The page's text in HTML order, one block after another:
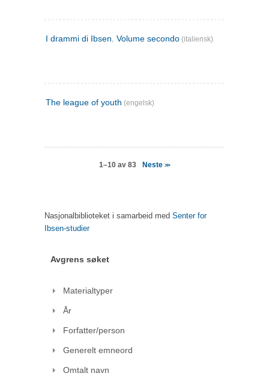
I drammi di Ibsen. Volume secondo (italiensk)
The league of youth (engelsk)
1–10 av 83 Neste>>
Nasjonalbiblioteket i samarbeid med Senter for
Ibsen-studier
Avgrens søket
Materialtyper
År
Forfatter/person
Generelt emneord
Omtalt navn